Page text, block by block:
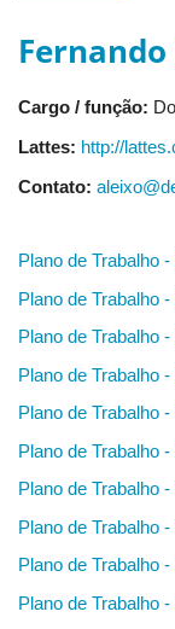
Cargo / função:
Lattes: http://
Contato:
Plano de Trabalho -
Plano de Trabalho -
Plano de Trabalho -
Plano de Trabalho -
Plano de Trabalho
Plano de Trabalho -
Plano de Trabalho
Plano de Trabalho
Plano de Trabalho -
Plano de Trabalho